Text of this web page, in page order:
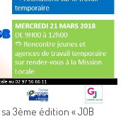
3ème édition « JOB